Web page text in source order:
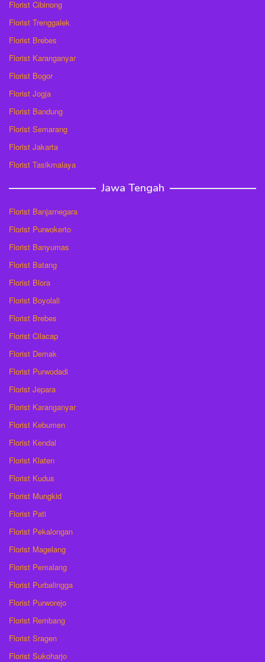
Florist Cibinong
Florist Trenggalek
Florist Brebes
Florist Karanganyar
Florist Bogor
Florist Jogja
Florist Bandung
Florist Semarang
Florist Jakarta
Florist Tasikmalaya
Jawa Tengah
Florist Banjarnegara
Florist Purwokerto
Florist Banyumas
Florist Batang
Florist Blora
Florist Boyolali
Florist Brebes
Florist Cilacap
Florist Demak
Florist Purwodadi
Florist Jepara
Florist Karanganyar
Florist Kebumen
Florist Kendal
Florist Klaten
Florist Kudus
Florist Mungkid
Florist Pati
Florist Pekalongan
Florist Magelang
Florist Pemalang
Florist Purbalingga
Florist Purworejo
Florist Rembang
Florist Sragen
Florist Sukoharjo